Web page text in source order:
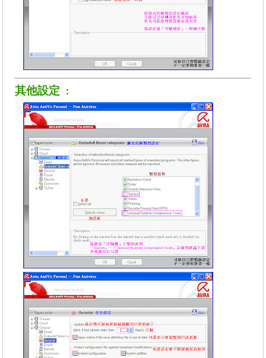
其他設定 ：